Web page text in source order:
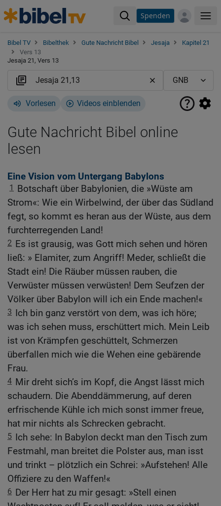
Spenden
Bibel TV Bibelthek Gute Nachricht Bibel Jesaja
Kapitel 21
Vers 13
Jesaja 21, Vers 13
Vorlesen Videos einblenden
Gute Nachricht Bibel online
lesen
Eine Vision vom Untergang Babylons
1
Botschaft über Babylonien, die »Wüste am
Strom«: Wie ein Wirbelwind, der über das Südland
fegt, so kommt es heran aus der Wüste, aus dem
furchterregenden Land!
2 Es ist grausig, was Gott mich sehen und hören
ließ: » Elamiter, zum Angriff! Meder, schließt die
Stadt ein! Die Räuber müssen rauben, die
Verwüster müssen verwüsten! Dem Seufzen der
Völker über Babylon will ich ein Ende machen!«
3 Ich bin ganz verstört von dem, was ich höre;
was ich sehen muss, erschüttert mich. Mein Leib
ist von Krämpfen geschüttelt, Schmerzen
überfallen mich wie die Wehen eine gebärende
Frau.
4 Mir dreht sich’s im Kopf, die Angst lässt mich
schaudern. Die Abenddämmerung, auf deren
erfrischende Kühle ich mich sonst immer freue,
hat mir nichts als Schrecken gebracht.
5 Ich sehe: In Babylon deckt man den Tisch zum
Festmahl, man breitet die Polster aus, man isst
und trinkt – plötzlich ein Schrei: »Aufstehen! Alle
Offiziere zu den Waffen!«
6 Der Herr hat zu mir gesagt: »Stell einen